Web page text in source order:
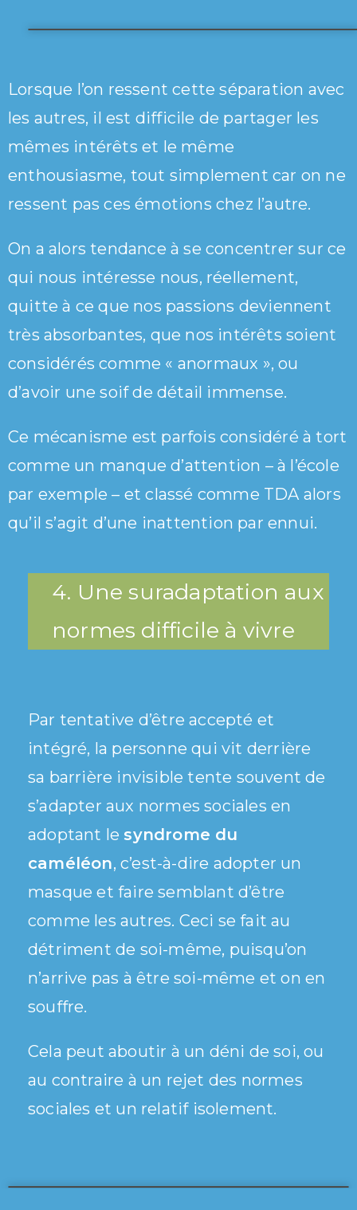
Lorsque l’on ressent cette séparation avec
les autres, il est difficile de partager les
mêmes intérêts et le même
enthousiasme, tout simplement car on ne
ressent pas ces émotions chez l’autre.
On a alors tendance à se concentrer sur ce
qui nous intéresse nous, réellement,
quitte à ce que nos passions deviennent
très absorbantes, que nos intérêts soient
considérés comme « anormaux », ou
d’avoir une soif de détail immense.
Ce mécanisme est parfois considéré à tort
comme un manque d’attention – à l’école
par exemple – et classé comme TDA alors
qu’il s’agit d’une inattention par ennui.
4. Une suradaptation aux
normes difficile à vivre
Par tentative d’être accepté et
intégré, la personne qui vit derrière
sa barrière invisible tente souvent de
s’adapter aux normes sociales en
adoptant le syndrome du
caméléon, c’est-à-dire adopter un
masque et faire semblant d’être
comme les autres. Ceci se fait au
détriment de soi-même, puisqu’on
n’arrive pas à être soi-même et on en
souffre.
Cela peut aboutir à un déni de soi, ou
au contraire à un rejet des normes
sociales et un relatif isolement.